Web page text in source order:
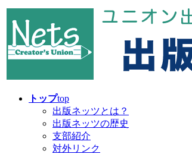
コ
ン
ン
ツ
ナ
ビ
ー
シ
トップtop
出版ネッツとは？
出版ネッツの歴史
支部紹介
対外リンク